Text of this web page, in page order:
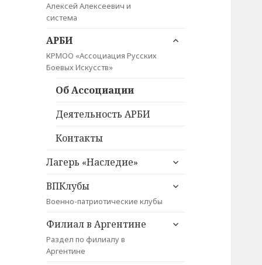
Алексей Алексеевич и
система
АРБИ
КРМОО «Ассоциация Русских
Боевых Искусств»
раскрыть
Об Ассоциации
Деятельность АРБИ
Контакты
Лагерь «Наследие»
раскрыть
меню
ВПКлубы
Военно-патриотические клубы
раскрыть
Филиал в Аргентине
Раздел по филиалу в
Аргентине
раскрыть